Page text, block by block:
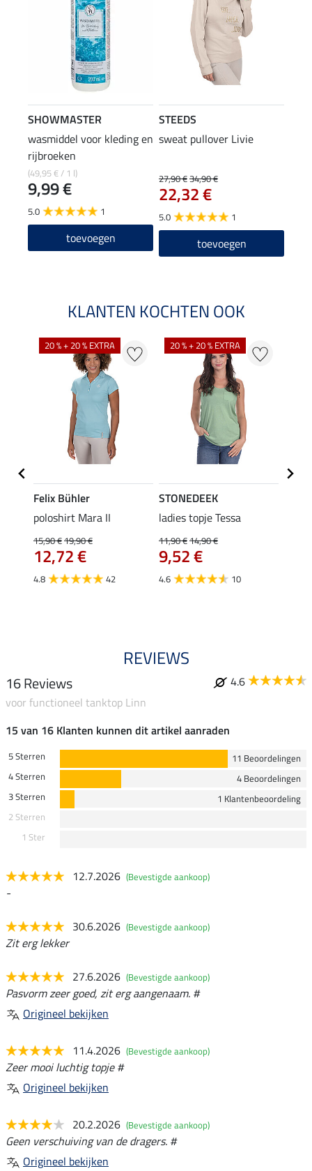
SHOWMASTER
wasmiddel voor kleding en
rijbroeken
(49,95 € / 1 l)
9,99 €
5.0 1
toevoegen
STEEDS
sweat pullover Livie
27,90 €34,90 €
22,32 €
5.0 1
toevoegen
KLANTEN KOCHTEN OOK
20 % + 20 % EXTRA
Felix Bühler
poloshirt Mara II
15,90 €19,90 €
12,72 €
4.8 42
20 % + 20 % EXTRA
STONEDEEK
ladies topje Tessa
11,90 €14,90 €
9,52 €
4.6 10
REVIEWS
16 Reviews
4.6
voor functioneel tanktop Linn
15 van 16 Klanten kunnen dit artikel aanraden
5 Sterren
11 Beoordelingen
4 Sterren
4 Beoordelingen
3 Sterren
1 Klantenbeoordeling
2 Sterren
1 Ster
12.7.2026 (Bevestigde aankoop)
-
30.6.2026 (Bevestigde aankoop)
Zit erg lekker
27.6.2026 (Bevestigde aankoop)
Pasvorm zeer goed, zit erg aangenaam. #
Origineel bekijken
11.4.2026 (Bevestigde aankoop)
Zeer mooi luchtig topje #
Origineel bekijken
20.2.2026 (Bevestigde aankoop)
Geen verschuiving van de dragers. #
Origineel bekijken